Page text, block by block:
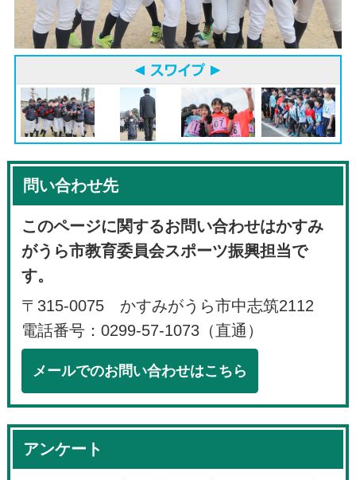
問い合わせ先
このページに関するお問い合わせはかすみ
がうら市教育委員会スポーツ振興担当で
す。
〒315-0075 かすみがうら市中志筑2112
電話番号：0299-57-1073（直通）
メールでのお問い合わせはこちら
アンケート